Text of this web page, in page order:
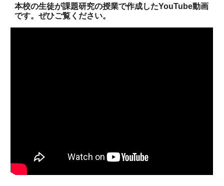
本校の生徒が課題研究の授業で作成したYouTube動画
です。ぜひご覧ください。